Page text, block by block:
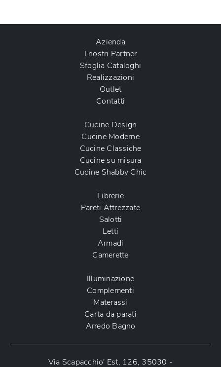
Azienda
I nostri Partner
Sfoglia Cataloghi
Realizzazioni
Outlet
Contatti
Cucine Design
Cucine Moderne
Cucine Classiche
Cucine su misura
Cucine Shabby Chic
Librerie
Pareti Attrezzate
Salotti
Letti
Armadi
Camerette
Illuminazione
Complementi
Materassi
Carta da parati
Arredo Bagno
Via Scapacchio' Est, 126, 35030 -